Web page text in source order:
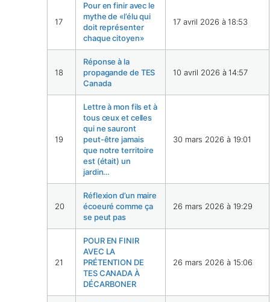
17
Pour en finir avec le
mythe de «l’élu qui
doit représenter
chaque citoyen»
17 avril 2026 à 18:53
18
Réponse à la
propagande de TES
Canada
10 avril 2026 à 14:57
19
Lettre à mon fils et à
tous ceux et celles
qui ne sauront
peut-être jamais
que notre territoire
est (était) un
jardin…
30 mars 2026 à 19:01
20
Réflexion d’un maire
écoeuré comme ça
se peut pas
26 mars 2026 à 19:29
21
POUR EN FINIR
AVEC LA
PRÉTENTION DE
TES CANADA À
DÉCARBONER
26 mars 2026 à 15:06